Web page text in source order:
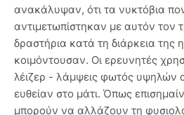
ανακάλυψαν, ότι τα νυκτόβια
αντιμετωπίστηκαν με αυτόν τον
δραστήρια κατά τη διάρκεια
κοιμόντουσαν. Οι ερευνητές
λέιζερ - λάμψεις φωτός υψηλών
ευθείαν στο μάτι. Όπως
μπορούν να αλλάζουν τη